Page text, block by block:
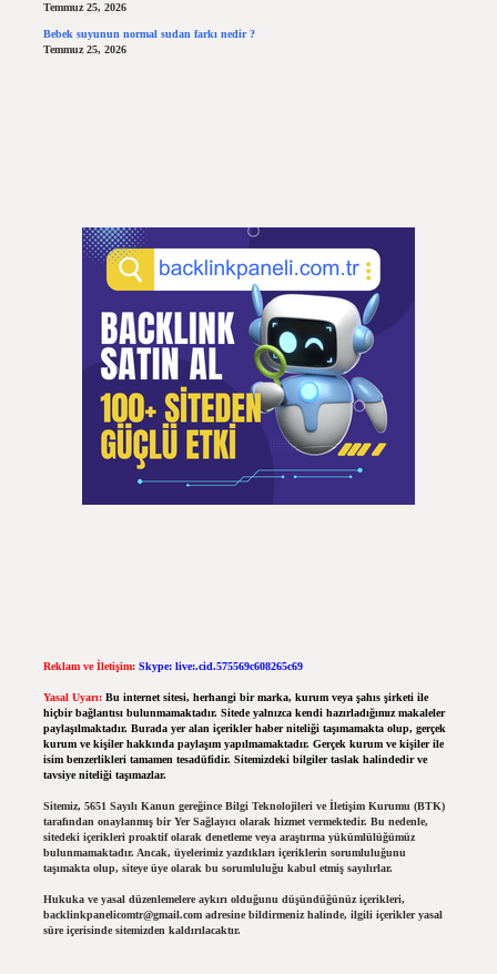
Temmuz 25, 2026
Bebek suyunun normal sudan farkı nedir ?
Temmuz 25, 2026
Reklam ve İletişim: Skype: live:.cid.575569c608265c69
Yasal Uyarı: Bu internet sitesi, herhangi bir marka, kurum veya şahıs şirketi ile
hiçbir bağlantısı bulunmamaktadır. Sitede yalnızca kendi hazırladığımız makaleler
paylaşılmaktadır. Burada yer alan içerikler haber niteliği taşımamakta olup, gerçek
kurum ve kişiler hakkında paylaşım yapılmamaktadır. Gerçek kurum ve kişiler ile
isim benzerlikleri tamamen tesadüfidir. Sitemizdeki bilgiler taslak halindedir ve
tavsiye niteliği taşımazlar.
Sitemiz, 5651 Sayılı Kanun gereğince Bilgi Teknolojileri ve İletişim Kurumu (BTK)
tarafından onaylanmış bir Yer Sağlayıcı olarak hizmet vermektedir. Bu nedenle,
sitedeki içerikleri proaktif olarak denetleme veya araştırma yükümlülüğümüz
bulunmamaktadır. Ancak, üyelerimiz yazdıkları içeriklerin sorumluluğunu
taşımakta olup, siteye üye olarak bu sorumluluğu kabul etmiş sayılırlar.
Hukuka ve yasal düzenlemelere aykırı olduğunu düşündüğünüz içerikleri,
backlinkpanelicomtr@gmail.comadresine bildirmeniz halinde, ilgili içerikler yasal
süre içerisinde sitemizden kaldırılacaktır.